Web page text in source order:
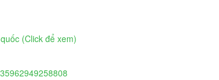
(Click để xem)